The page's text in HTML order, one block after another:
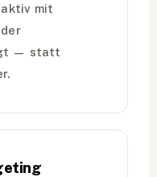
mit
— statt